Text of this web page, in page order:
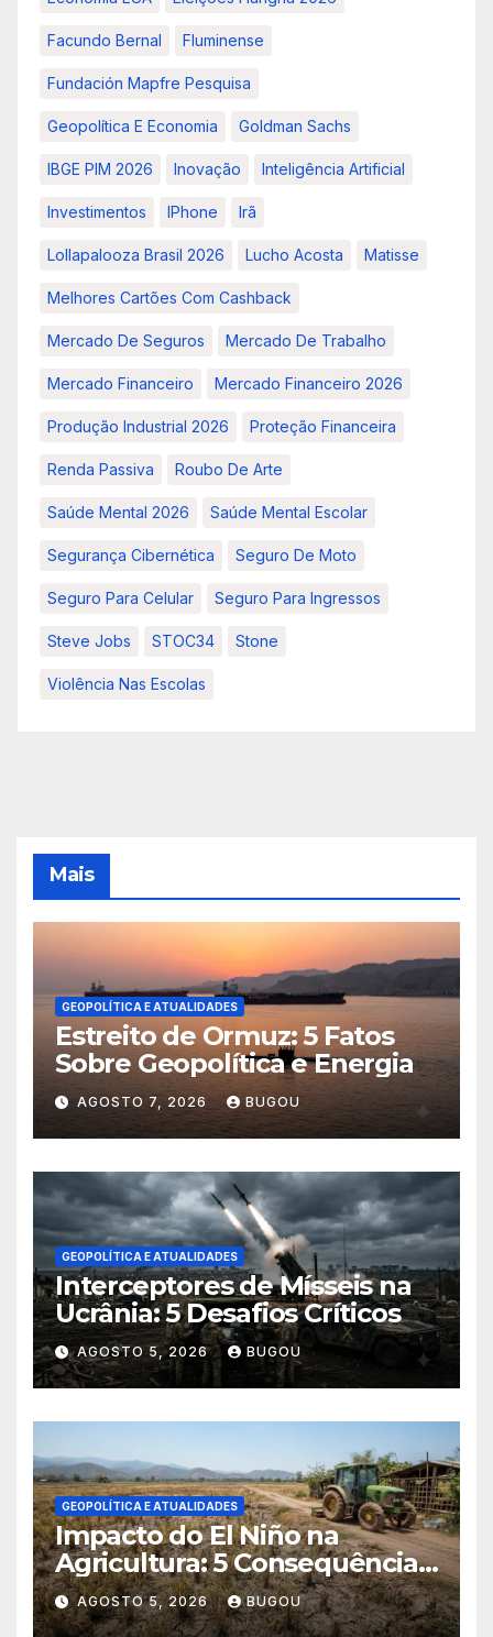
Facundo Bernal Fluminense
Fundación Mapfre Pesquisa
Geopolítica E Economia Goldman Sachs
IBGE PIM 2026 Inovação Inteligência Artificial
Investimentos IPhone Irã
Lollapalooza Brasil 2026 Lucho Acosta Matisse
Melhores Cartões Com Cashback
Mercado De Seguros Mercado De Trabalho
Mercado Financeiro Mercado Financeiro 2026
Produção Industrial 2026 Proteção Financeira
Renda Passiva Roubo De Arte
Saúde Mental 2026 Saúde Mental Escolar
Segurança Cibernética Seguro De Moto
Seguro Para Celular Seguro Para Ingressos
Steve Jobs STOC34 Stone
Violência Nas Escolas
Mais
GEOPOLÍTICA E ATUALIDADES
Estreito de Ormuz: 5 Fatos
Sobre Geopolítica e Energia
AGOSTO 7, 2026 BUGOU
GEOPOLÍTICA E ATUALIDADES
Interceptores de Mísseis na
Ucrânia: 5 Desafios Críticos
AGOSTO 5, 2026 BUGOU
GEOPOLÍTICA E ATUALIDADES
Impacto do El Niño na
Agricultura: 5 Consequências
Críticas
AGOSTO 5, 2026 BUGOU